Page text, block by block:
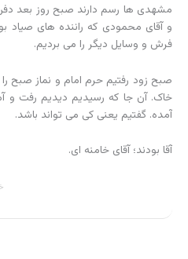
مشهدی ها رسم دارند صبح روز بعد
و آقای محمودی که راننده های صیاد
فرش و وسایل دیگر را می بردیم.
صبح زود رفتیم حرم امام و نماز صبح
خاک. آن جا که رسیدیم دیدیم رفت و
آمده. گفتیم یعنی کی می تواند باشد.
آقا بودند؛ آقای خامنه ای.